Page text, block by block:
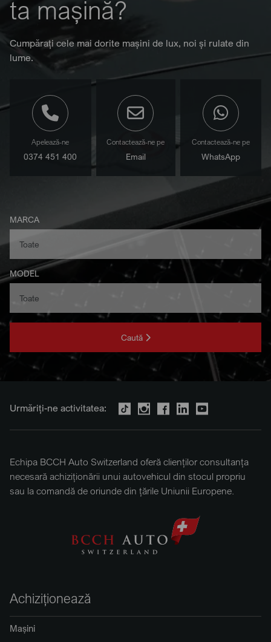
ta mașină?
Cumpărați cele mai dorite mașini de lux, noi și rulate din
lume.
Apelează-ne
0374 451 400
Contactează-ne pe
Email
Contactează-ne pe
WhatsApp
MARCA
MODEL
Caută
Urmăriți-ne activitatea:
Echipa BCCH Auto Switzerland oferă clienților consultanța
necesară achiziționării unui autovehicul din stocul propriu
sau la comandă de oriunde din țările Uniunii Europene.
Achiziționează
Mașini